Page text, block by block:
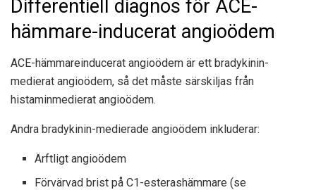
Differentiell diagnos för ACE-
hämmare-inducerat angioödem
ACE-hämmareinducerat angioödem är ett bradykinin-
medierat angioödem, så det måste särskiljas från
histaminmedierat angioödem.
Andra bradykinin-medierade angioödem inkluderar:
Ärftligt angioödem
Förvärvad brist på C1-esterashämmare (se